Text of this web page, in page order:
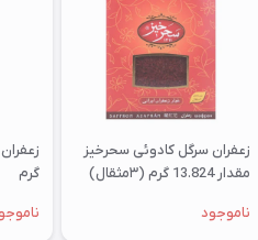
زعفران سرگل کادوئی سحرخیز
مقدار 13.824 گرم (۳مثقال)
ناموجود
گرم